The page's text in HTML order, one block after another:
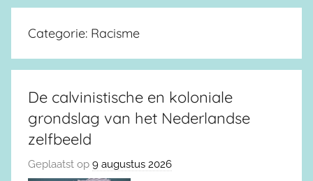
Categorie: Racisme
De calvinistische en koloniale
grondslag van het Nederlandse
zelfbeeld
Geplaatst op 9 augustus 2026